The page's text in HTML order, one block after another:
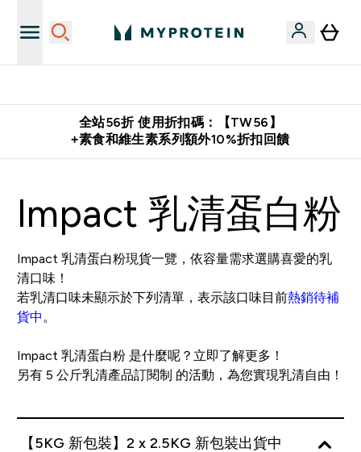
全站56折 使用折扣碼：【TW56】
+素食和維生素系列額外10%折扣回饋
Impact 乳清蛋白粉
Impact 乳清蛋白粉現貨一覽，依容量需求選購喜愛的乳
清口味！
若乳清口味未顯示於下列清單，表示該口味目前熱銷待補
貨中 。
Impact 乳清蛋白粉 是什麼呢？立即了解更多！
另有 5 公斤乳清產品訂閱制 的活動，為您實現乳清自由！
【5KG 新包裝】2 x 2.5KG 新包裝出貨中